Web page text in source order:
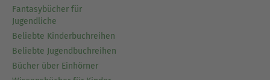
Fantasybücher für
Jugendliche
Beliebte Kinderbuchreihen
Beliebte Jugendbuchreihen
Bücher über Einhörner